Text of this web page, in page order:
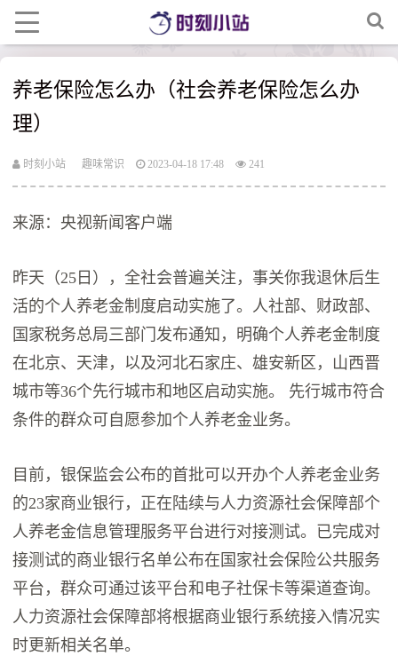
养老保险怎么办（社会养老保险怎么办
理）
时刻小站 趣味常识 2023-04-18 17:48 241
来源：央视新闻客户端
昨天（25日），全社会普遍关注，事关你我退休后生
活的个人养老金制度启动实施了。人社部、财政部、
国家税务总局三部门发布通知，明确个人养老金制度
在北京、天津，以及河北石家庄、雄安新区，山西晋
城市等36个先行城市和地区启动实施。 先行城市符合
条件的群众可自愿参加个人养老金业务。
目前，银保监会公布的首批可以开办个人养老金业务
的23家商业银行，正在陆续与人力资源社会保障部个
人养老金信息管理服务平台进行对接测试。已完成对
接测试的商业银行名单公布在国家社会保险公共服务
平台，群众可通过该平台和电子社保卡等渠道查询。
人力资源社会保障部将根据商业银行系统接入情况实
时更新相关名单。